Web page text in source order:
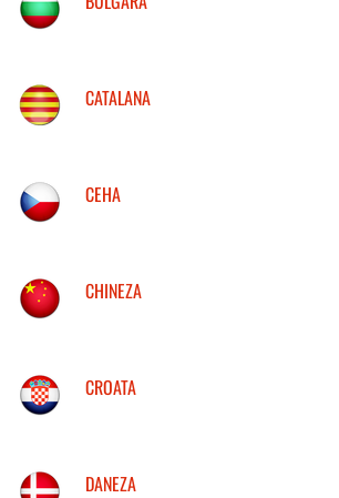
CATALANA
CEHA
CHINEZA
CROATA
DANEZA